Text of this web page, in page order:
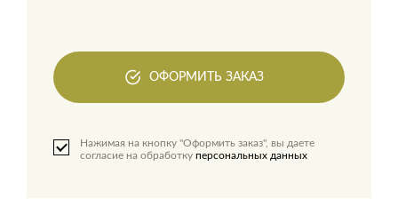
ОФОРМИТЬ ЗАКАЗ
Нажимая на кнопку "Оформить заказ", вы даете
согласие на обработку персональных данных